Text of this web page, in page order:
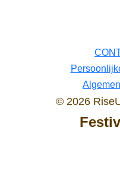
© 2026